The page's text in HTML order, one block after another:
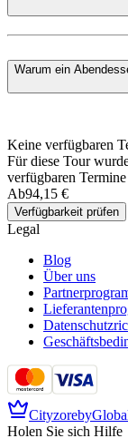
Warum ein
Keine verfügbaren
Für diese Tour
verfügbaren
Ab94,15 €
Verfügbarkeit prüfen
Legal
Blog
Über uns
Cityzoreby
Holen Sie sich Hilfe